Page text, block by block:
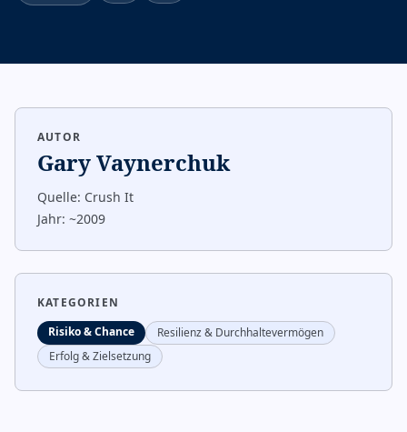
AUTOR
Gary Vaynerchuk
Quelle: Crush It
Jahr: ~2009
KATEGORIEN
Risiko & Chance
Resilienz & Durchhaltevermögen
Erfolg & Zielsetzung